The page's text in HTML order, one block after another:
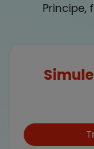
Principe,
Boutons et